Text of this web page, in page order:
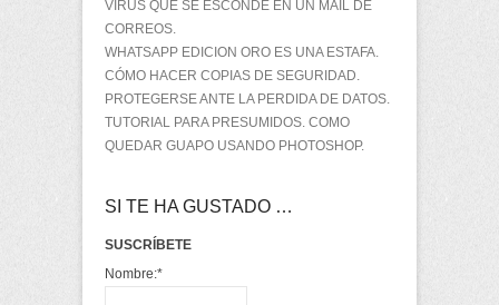
VIRUS QUE SE ESCONDE EN UN MAIL DE
CORREOS.
WHATSAPP EDICION ORO ES UNA ESTAFA.
CÓMO HACER COPIAS DE SEGURIDAD.
PROTEGERSE ANTE LA PERDIDA DE DATOS.
TUTORIAL PARA PRESUMIDOS. COMO
QUEDAR GUAPO USANDO PHOTOSHOP.
SI TE HA GUSTADO …
SUSCRÍBETE
Nombre:*